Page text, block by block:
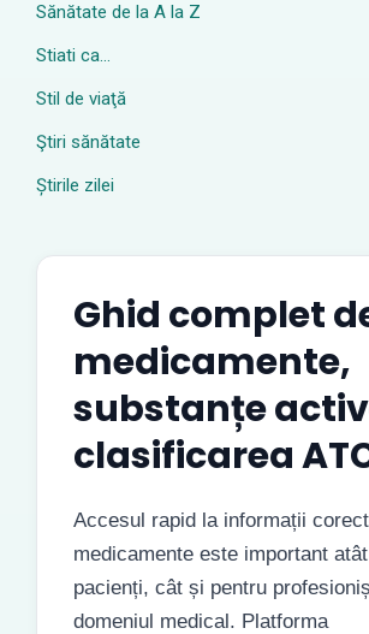
Sănătate de la A la Z
Stiati ca…
Stil de viaţă
Ştiri sănătate
Știrile zilei
Ghid complet
medicamente,
substanțe
clasificarea
Accesul rapid la informații
medicamente este important
pacienți, cât și pentru
domeniul medical. Platforma